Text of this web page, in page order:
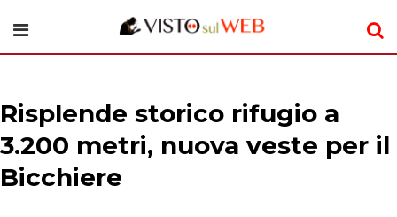
Risplende storico rifugio a
3.200 metri, nuova veste per il
Bicchiere